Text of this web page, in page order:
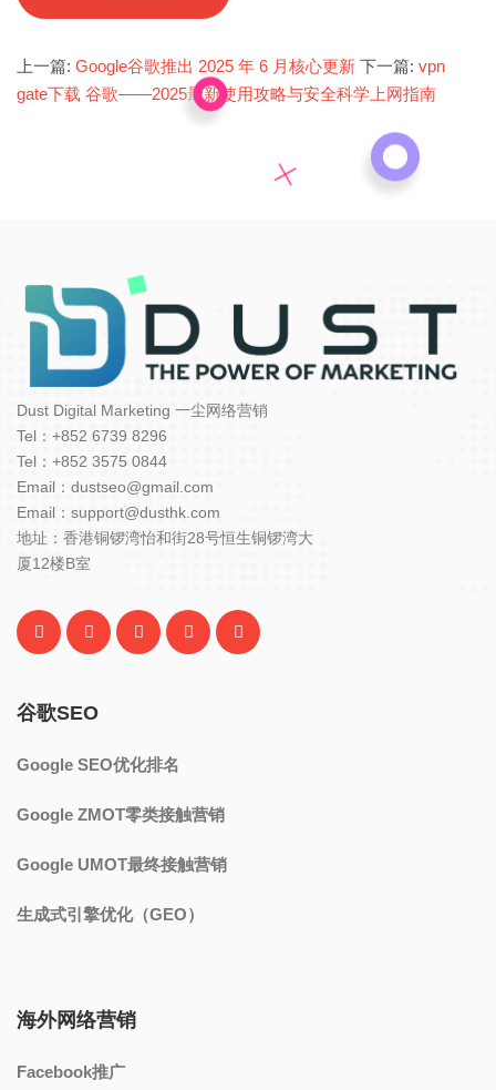
上一篇: Google谷歌推出 2025 年 6 月核心更新 下一篇: vpn
gate下载 谷歌——2025最新使用攻略与安全科学上网指南
Dust Digital Marketing 一尘网络营销
Tel：+852 6739 8296
Tel：+852 3575 0844
Email：dustseo@gmail.com
Email：support@dusthk.com
地址：香港铜锣湾怡和街28号恒生铜锣湾大
厦12楼B室
谷歌SEO
Google SEO优化排名
Google ZMOT零类接触营销
Google UMOT最终接触营销
生成式引擎优化（GEO）
海外网络营销
Facebook推广